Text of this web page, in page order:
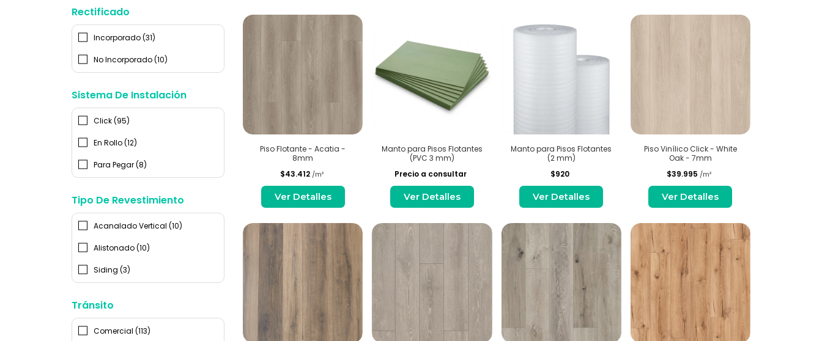
Rectificado
Incorporado (31)
No Incorporado (10)
Sistema De Instalación
Click (95)
En Rollo (12)
Para Pegar (8)
Tipo De Revestimiento
Acanalado Vertical (10)
Alistonado (10)
Siding (3)
Tránsito
Comercial (113)
Piso Flotante - Acatia -
8mm
$43.412 /m²
Ver Detalles
Manto para Pisos Flotantes
(PVC 3 mm)
Precio a consultar
Ver Detalles
Manto para Pisos Flotantes
(2 mm)
$920
Ver Detalles
Piso Vinílico Click - White
Oak - 7mm
$39.995 /m²
Ver Detalles